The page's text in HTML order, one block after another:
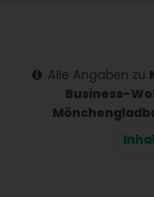
Alle Angaben zu
Business-